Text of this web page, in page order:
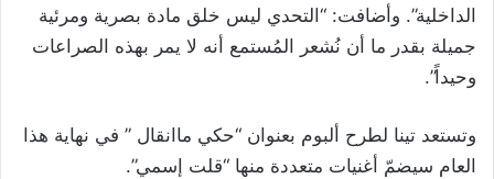
الداخلية”. وأضافت: “التحدي ليس خلق مادة بصرية ومرئية
جميلة بقدر ما أن نُشعر المُستمع أنه لا يمر بهذه الصراعات
وحيداً”.
وتستعد تينا لطرح ألبوم بعنوان “حكي ماانقال ” في نهاية هذا
العام سيضمّ أغنيات متعددة منها “قلت إسمي”.